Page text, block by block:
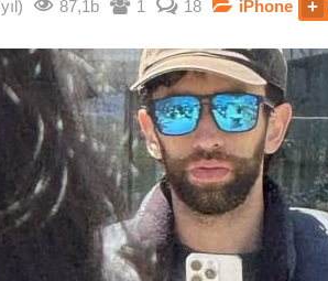
87,1b 1 18 iPhone